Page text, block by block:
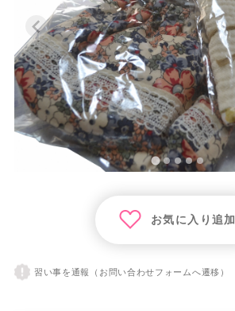
お気に入り追加
習い事を通報（お問い合わせフォームへ遷移）